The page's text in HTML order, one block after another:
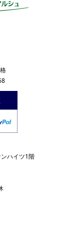
ハイツ1階